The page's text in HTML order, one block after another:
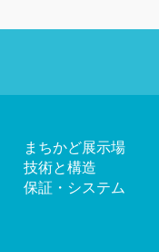
まちかど展示場
技術と構造
保証・システム